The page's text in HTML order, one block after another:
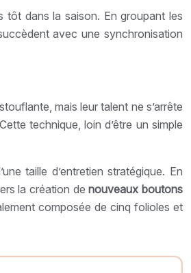
tôt dans la saison. En groupant les
avec une synchronisation
mais leur talent ne s’arrête
technique, loin d’être un simple
taille d’entretien stratégique. En
la création denouveaux boutons
composée de cinq folioles et